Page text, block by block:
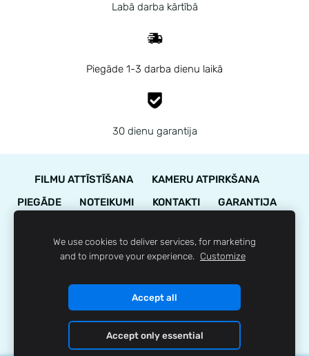
Labā darba kārtībā
Piegāde 1-3 darba dienu laikā
30 dienu garantija
FILMU ATTĪSTĪŠANA
KAMERU ATPIRKŠANA
PIEGĀDE
NOTEIKUMI KONTAKTI
GARANTIJA
LOJALITĀTES PROGRAMMA
SĪKDATNES
© 35mm.lv
We use cookies to deliver services, for marketing
and to improve your experience. Customize
Accept all
Accept only essential